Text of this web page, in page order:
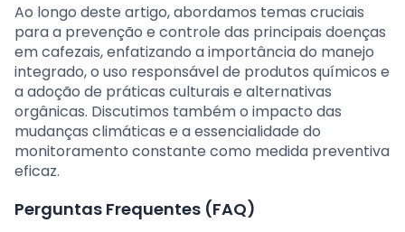
Ao longo deste artigo, abordamos temas cruciais
para a prevenção e controle das principais doenças
em cafezais, enfatizando a importância do manejo
integrado, o uso responsável de produtos químicos e
a adoção de práticas culturais e alternativas
orgânicas. Discutimos também o impacto das
mudanças climáticas e a essencialidade do
monitoramento constante como medida preventiva
eficaz.
Perguntas Frequentes (FAQ)